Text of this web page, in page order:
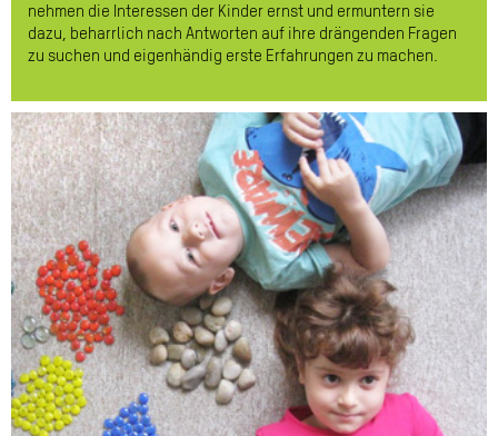
nehmen die Interessen der Kinder ernst und ermuntern sie
dazu, beharrlich nach Antworten auf ihre drängenden Fragen
zu suchen und eigenhändig erste Erfahrungen zu machen.